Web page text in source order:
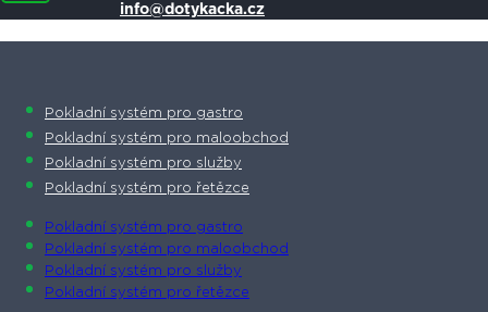
info@dotykacka.cz
Pokladní systém pro gastro
Pokladní systém pro maloobchod
Pokladní systém pro služby
Pokladní systém pro řetězce
Pokladní systém pro gastro
Pokladní systém pro maloobchod
Pokladní systém pro služby
Pokladní systém pro řetězce